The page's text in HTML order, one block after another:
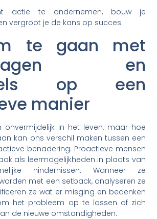
actie te ondernemen, bouw je
vergroot je de kans op succes.
te gaan met
en
op een
manier
onvermijdelijk in het leven, maar hoe
kan ons verschil maken tussen een
benadering. Proactieve mensen
als leermogelijkheden in plaats van
hindernissen. Wanneer ze
met een setback, analyseren ze
ze wat er misging en bedenken
het probleem op te lossen of zich
de nieuwe omstandigheden.